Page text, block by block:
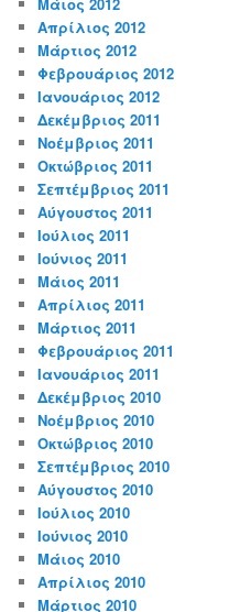
Απρίλιος 2012
Μάρτιος 2012
Φεβρουάριος 2012
Ιανουάριος 2012
Δεκέμβριος 2011
Νοέμβριος 2011
Οκτώβριος 2011
Σεπτέμβριος 2011
Αύγουστος 2011
Ιούλιος 2011
Ιούνιος 2011
Μάιος 2011
Απρίλιος 2011
Μάρτιος 2011
Φεβρουάριος 2011
Ιανουάριος 2011
Δεκέμβριος 2010
Νοέμβριος 2010
Οκτώβριος 2010
Σεπτέμβριος 2010
Αύγουστος 2010
Ιούλιος 2010
Ιούνιος 2010
Μάιος 2010
Απρίλιος 2010
Μάρτιος 2010